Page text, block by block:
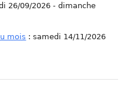
26/09/2026 - dimanche
mois : samedi 14/11/2026